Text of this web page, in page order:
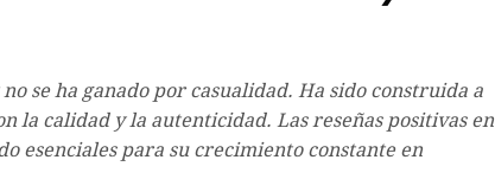
se ha ganado por casualidad. Ha sido construida a
la calidad y la autenticidad. Las reseñas positivas en
esenciales para su crecimiento constante en